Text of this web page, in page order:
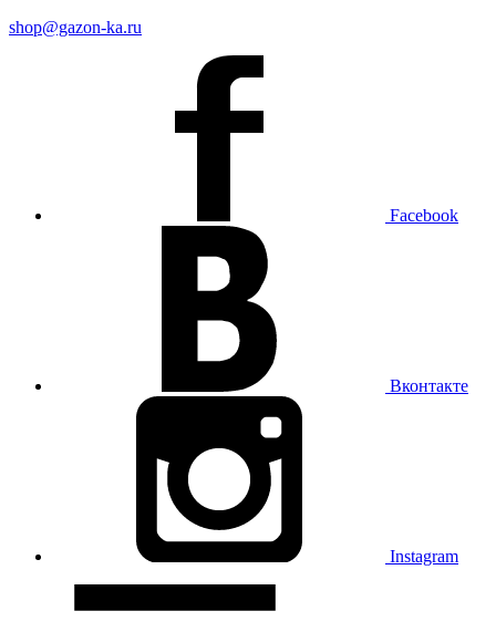
shop@gazon-ka.ru
Facebook
Вконтакте
Instagram